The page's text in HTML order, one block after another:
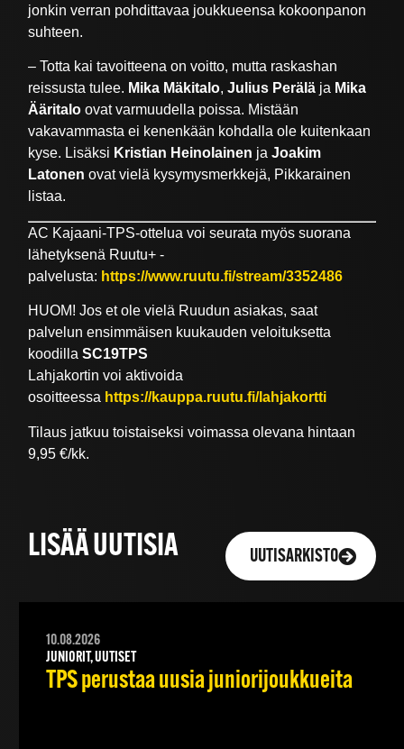
jonkin verran pohdittavaa joukkueensa kokoonpanon
suhteen.
– Totta kai tavoitteena on voitto, mutta raskashan
reissusta tulee. Mika Mäkitalo,Julius Perälä ja Mika
Ääritalo ovat varmuudella poissa. Mistään
vakavammasta ei kenenkään kohdalla ole kuitenkaan
kyse. Lisäksi Kristian Heinolainen jaJoakim
Latonen ovat vielä kysymysmerkkejä, Pikkarainen
listaa.
AC Kajaani-TPS-ottelua voi seurata myös suorana
lähetyksenä Ruutu+ -
palvelusta: https://www.ruutu.fi/stream/3352486
HUOM! Jos et ole vielä Ruudun asiakas, saat
palvelun ensimmäisen kuukauden veloituksetta
koodillaSC19TPS
Lahjakortin voi aktivoida
osoitteessa https://kauppa.ruutu.fi/lahjakortti
Tilaus jatkuu toistaiseksi voimassa olevana hintaan
9,95 €/kk.
LISÄÄ UUTISIA UUTISARKISTO
10.08.2026
JUNIORIT, UUTISET
TPS perustaa uusia juniorijoukkueita